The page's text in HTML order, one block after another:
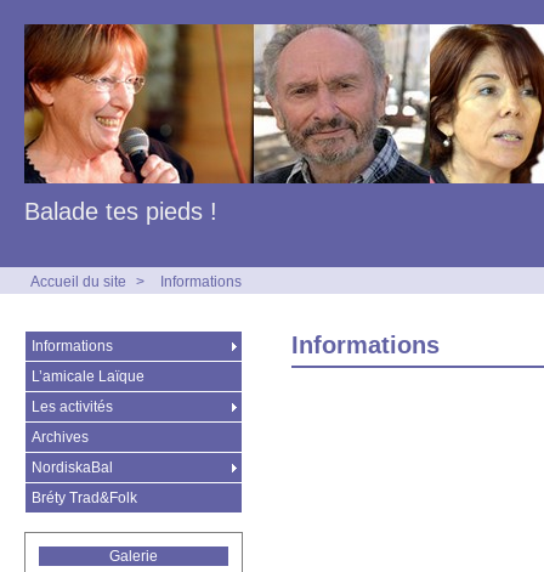
Balade tes pieds !
Accueil du site > Informations
Informations
Informations
L’amicale Laïque
Les activités
Archives
NordiskaBal
Bréty Trad&Folk
Galerie